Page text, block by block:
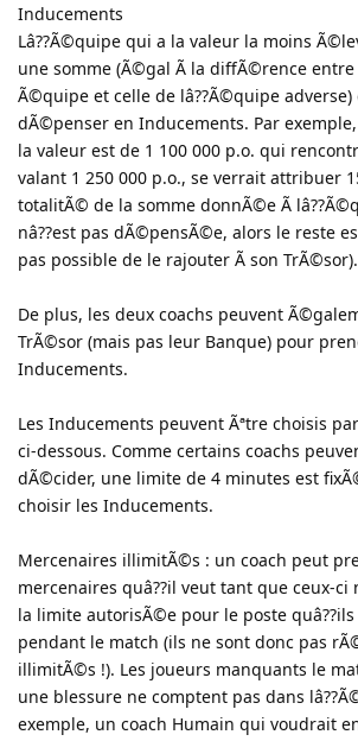
Inducements
Lâ??Ã©quipe qui a la valeur la moins
une somme (Ã©gal Ã la diffÃ©rence
Ã©quipe et celle de lâ??Ã©quipe adverse)
dÃ©penser en Inducements. Par
la valeur est de 1 100 000 p.o. qui
valant 1 250 000 p.o., se verrait attribuer
totalitÃ© de la somme donnÃ©e Ã
nâ??est pas dÃ©pensÃ©e, alors le reste
pas possible de le rajouter Ã son TrÃ©sor).
De plus, les deux coachs peuvent
TrÃ©sor (mais pas leur Banque) pour
Inducements.
Les Inducements peuvent Ãªtre choisis
ci-dessous. Comme certains coachs
dÃ©cider, une limite de 4 minutes est
choisir les Inducements.
Mercenaires illimitÃ©s : un coach peut
mercenaires quâ??il veut tant que ceux-ci
la limite autorisÃ©e pour le poste
pendant le match (ils ne sont donc pas
illimitÃ©s !). Les joueurs manquants le
une blessure ne comptent pas dans
exemple, un coach Humain qui voudrait